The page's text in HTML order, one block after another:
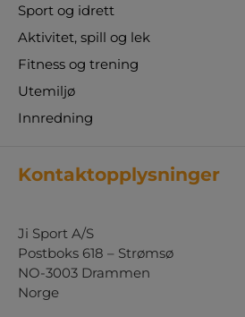
Sport og idrett
Aktivitet, spill og lek
Fitness og trening
Utemiljø
Innredning
Kontaktopplysninger
Ji Sport A/S
Postboks 618 – Strømsø
NO-3003 Drammen
Norge